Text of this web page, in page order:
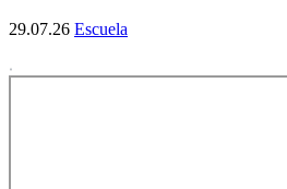
29.07.26 Escuela